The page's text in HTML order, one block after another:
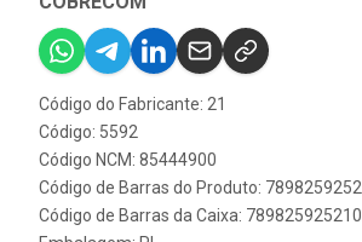
Código do Fabricante: 21
Código: 5592
Código NCM: 85444900
Código de Barras do Produto:
Código de Barras da Caixa: